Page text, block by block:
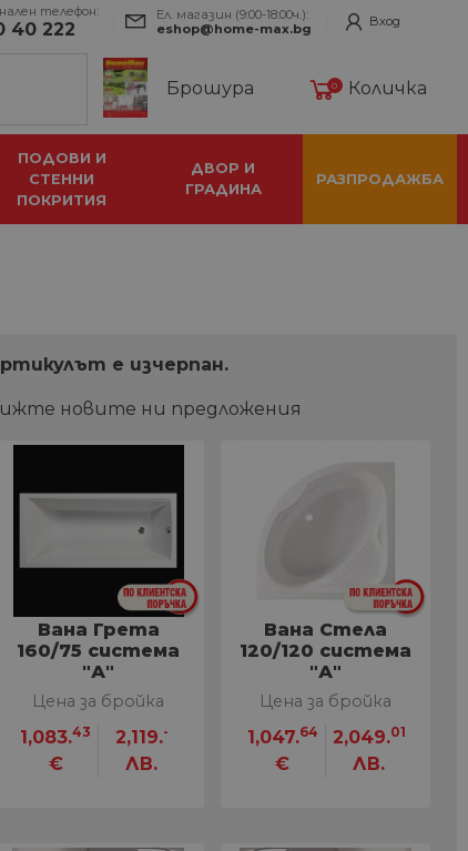
телефон:
40 222
Ел. магазин (9:00-18:00ч.):
eshop@home-max.bg
Вход
Брошура 0 Количка
ПОДОВИ И
СТЕННИ
ПОКРИТИЯ
ДВОР И
ГРАДИНА
РАЗПРОДАЖБА
e изчерпан.
новите ни предложения
Вана Грета
160/75 система
"А"
Цена за бройка
1,083.43
€
2,119.-
ЛВ.
Вана Стела
120/120 система
"А"
Цена за бройка
1,047.64
€
2,049.01
ЛВ.